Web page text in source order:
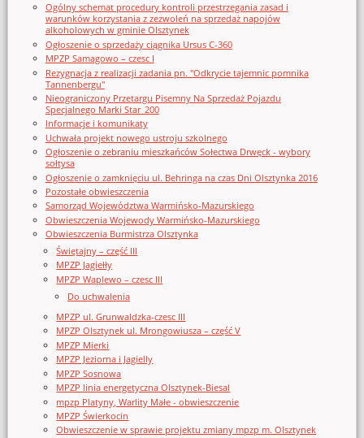
Ogólny schemat procedury kontroli przestrzegania zasad i
warunków korzystania z zezwoleń na sprzedaż napojów
alkoholowych w gminie Olsztynek
Ogłoszenie o sprzedaży ciągnika Ursus C-360
MPZP Samagowo – czesc I
Rezygnacja z realizacji zadania pn. "Odkrycie tajemnic pomnika
Tannenbergu"
Nieograniczony Przetargu Pisemny Na Sprzedaż Pojazdu
Specjalnego Marki Star_200
Informacje i komunikaty
Uchwała projekt nowego ustroju szkolnego
Ogłoszenie o zebraniu mieszkańców Sołectwa Drwęck - wybory
sołtysa
Ogłoszenie o zamknięciu ul. Behringa na czas Dni Olsztynka 2016
Pozostałe obwieszczenia
Samorząd Województwa Warmińsko-Mazurskiego
Obwieszczenia Wojewody Warmińsko-Mazurskiego
Obwieszczenia Burmistrza Olsztynka
Świętajny – część III
MPZP Jagiełły
MPZP Waplewo – czesc III
Do uchwalenia
MPZP ul. Grunwaldzka-czesc III
MPZP Olsztynek ul. Mrongowiusza – część V
MPZP Mierki
MPZP Jeziorna i Jagielly
MPZP Sosnowa
MPZP linia energetyczna Olsztynek-Biesal
mpzp Platyny, Warlity Małe - obwieszczenie
MPZP Świerkocin
Obwieszczenie w sprawie projektu zmiany mpzp m. Olsztynek